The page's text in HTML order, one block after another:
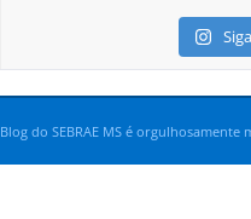
Blog do SEBRAE MS é orgulhosamente